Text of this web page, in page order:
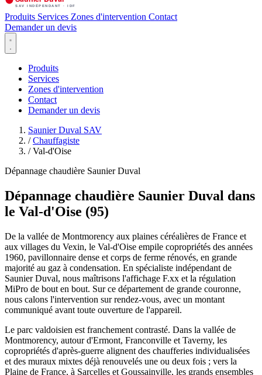
Produits Services Zones d'intervention Contact
Demander un devis
Produits
Services
Zones d'intervention
Contact
Demander un devis
Saunier Duval SAV
/ Chauffagiste
/ Val-d'Oise
Dépannage chaudière Saunier Duval
Dépannage chaudière Saunier Duval dans
le Val-d'Oise (95)
De la vallée de Montmorency aux plaines céréalières de France et
aux villages du Vexin, le Val-d'Oise empile copropriétés des années
1960, pavillonnaire dense et corps de ferme rénovés, en grande
majorité au gaz à condensation. En spécialiste indépendant de
Saunier Duval, nous maîtrisons l'affichage F.xx et la régulation
MiPro de bout en bout. Sur ce département de grande couronne,
nous calons l'intervention sur rendez-vous, avec un montant
communiqué avant toute ouverture de l'appareil.
Le parc valdoisien est franchement contrasté. Dans la vallée de
Montmorency, autour d'Ermont, Franconville et Taverny, les
copropriétés d'après-guerre alignent des chaufferies individualisées
et des muraux mixtes déjà renouvelés une ou deux fois ; vers la
Plaine de France, à Sarcelles et Goussainville, les grands ensembles